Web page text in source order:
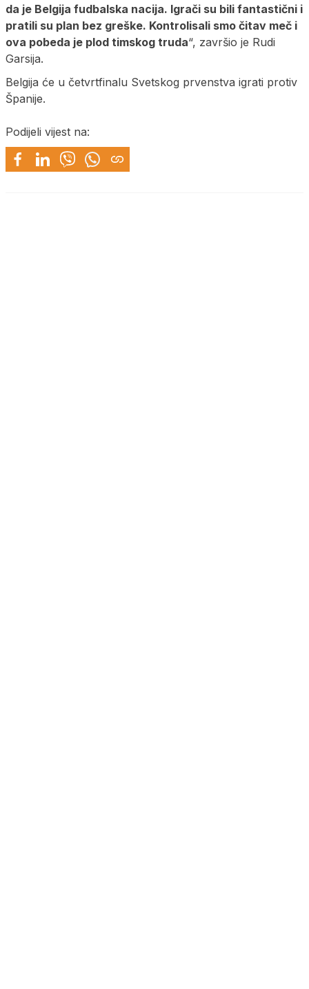
da je Belgija fudbalska nacija. Igrači su bili fantastični i
pratili su plan bez greške. Kontrolisali smo čitav meč i
ova pobeda je plod timskog truda“, završio je Rudi
Garsija.
Belgija će u četvrtfinalu Svetskog prvenstva igrati protiv
Španije.
Podijeli vijest na: